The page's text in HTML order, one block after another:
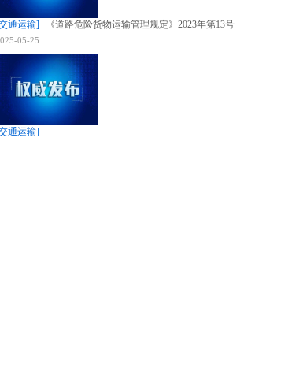
通运输] 《道路危险货物运输管理规定》2023年第13号
05-25
通运输]